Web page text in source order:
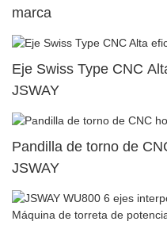
marca
Eje Swiss Type CNC
JSWAY
Pandilla de torno de
JSWAY